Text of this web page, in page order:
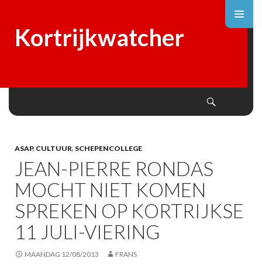
Kortrijkwatcher
ASAP, CULTUUR, SCHEPENCOLLEGE
JEAN-PIERRE RONDAS
MOCHT NIET KOMEN
SPREKEN OP KORTRIJKSE
11 JULI-VIERING
MAANDAG 12/08/2013 FRANS